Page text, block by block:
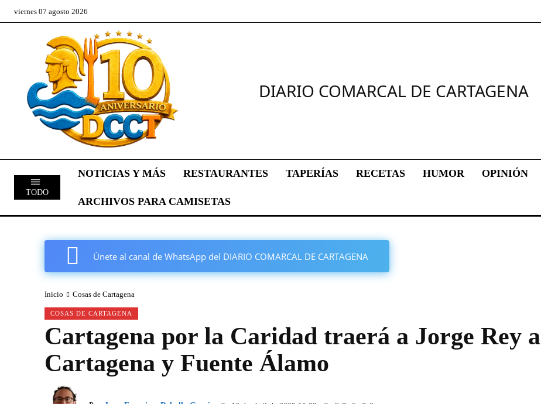
viernes 07 agosto 2026
DIARIO COMARCAL DE CARTAGENA
TODO
NOTICIAS Y MÁS RESTAURANTES TAPERÍAS RECETAS HUMOR OPINIÓN
ARCHIVOS PARA CAMISETAS
Únete al canal de WhatsApp del DIARIO COMARCAL DE CARTAGENA
Inicio Cosas de Cartagena
COSAS DE CARTAGENA
Cartagena por la Caridad traerá a Jorge Rey a
Cartagena y Fuente Álamo